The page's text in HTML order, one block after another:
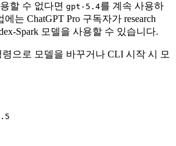
할 수 없다면 gpt-5.4를 계속 사용하
는 ChatGPT Pro 구독자가 research
Spark 모델을 사용할 수 있습니다.
령으로 모델을 바꾸거나 CLI 시작 시 모